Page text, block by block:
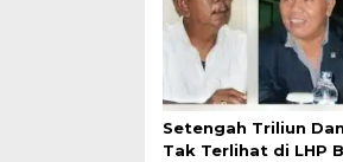
Setengah Triliun
Tak Terlihat di LHP